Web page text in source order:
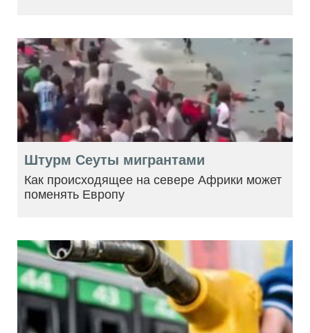
Штурм Сеуты мигрантами
Как происходящее на севере Африки может
поменять Европу